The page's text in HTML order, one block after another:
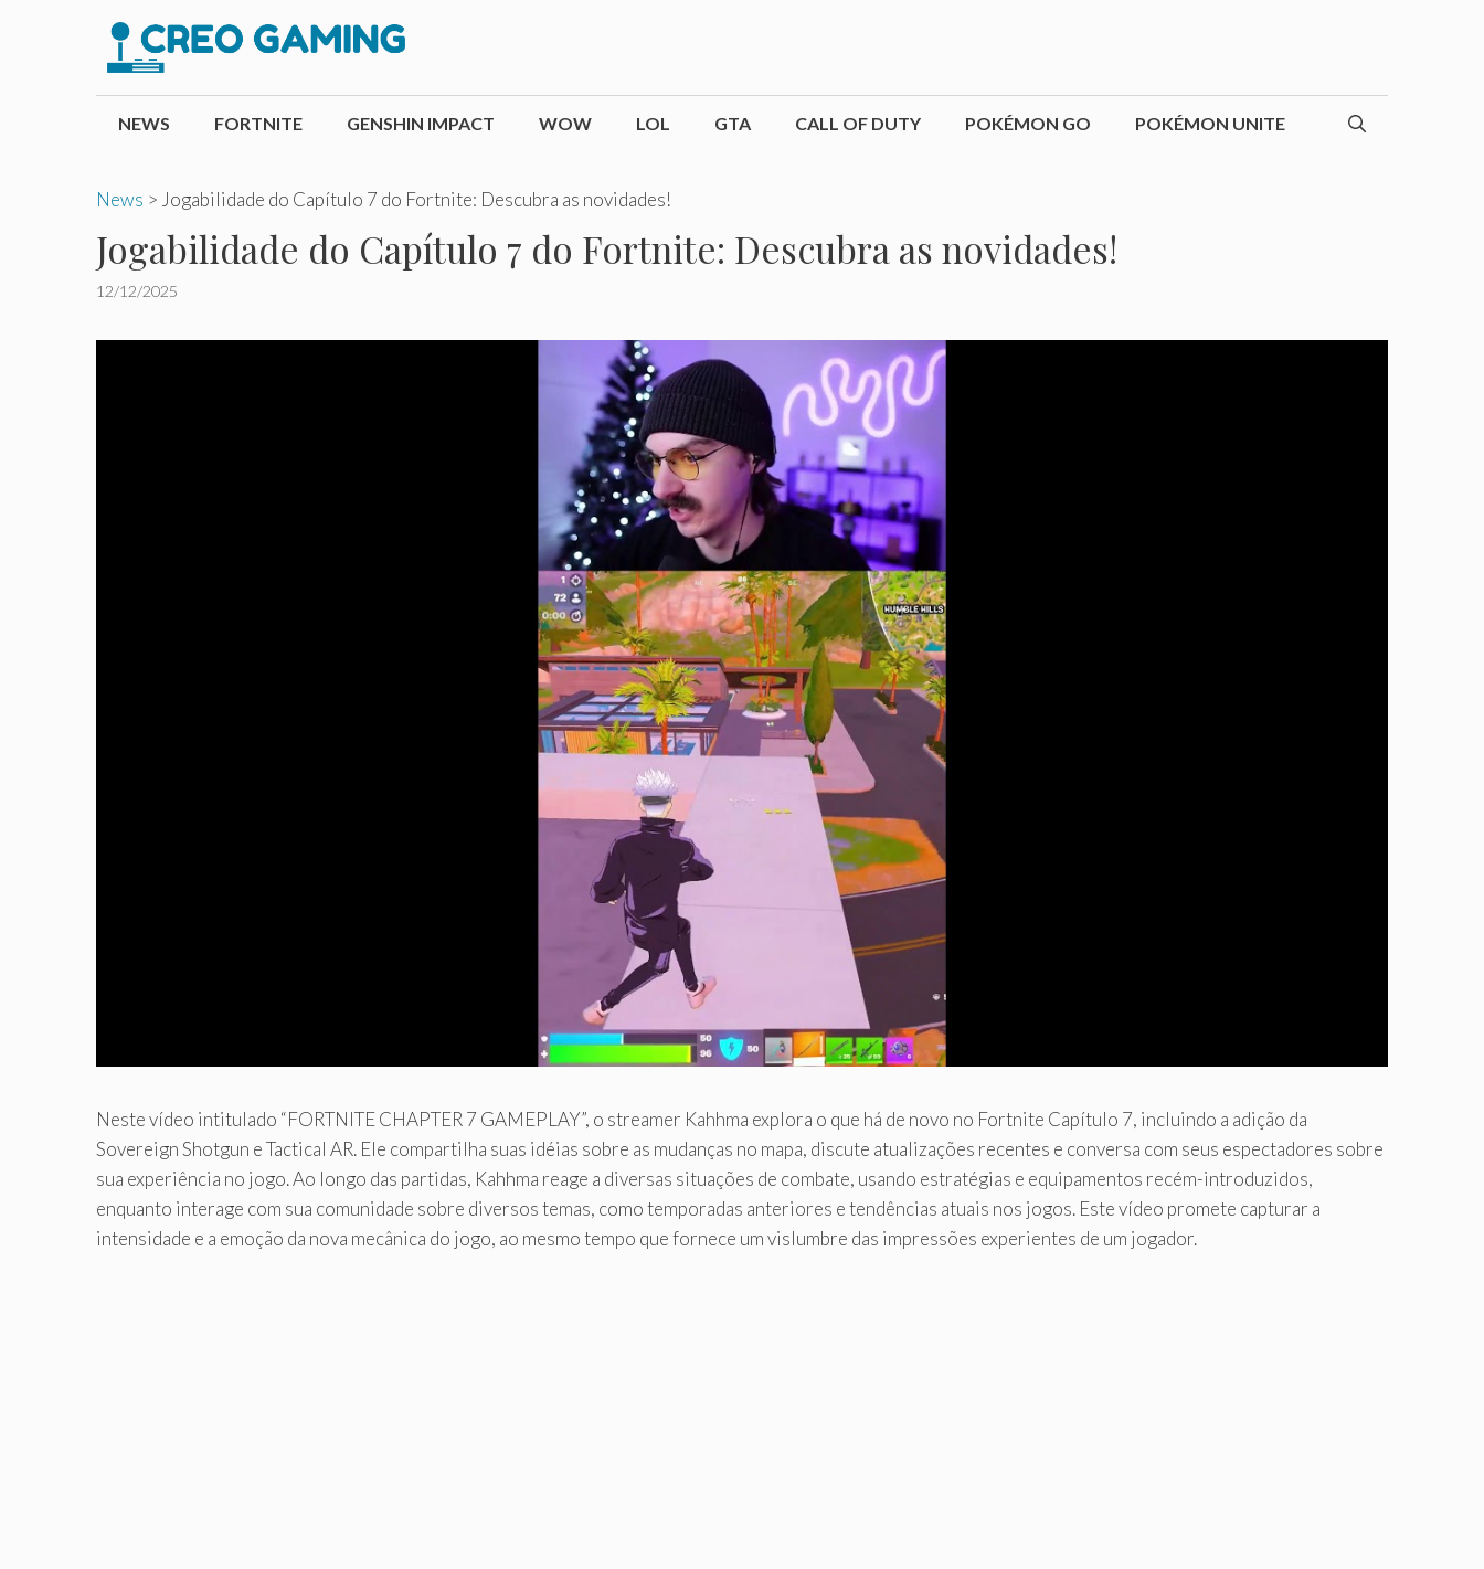
conteúdo
NEWS FORTNITE GENSHIN IMPACT WOW LOL GTA CALL OF DUTY POKÉMON GO POKÉMON UNITE
News > Jogabilidade do Capítulo 7 do Fortnite: Descubra as novidades!
Jogabilidade do Capítulo 7 do Fortnite: Descubra as novidades!
12/12/2025
Neste vídeo intitulado “FORTNITE CHAPTER 7 GAMEPLAY”, o streamer Kahhma explora o que há de novo no Fortnite Capítulo 7, incluindo a adição da
Sovereign Shotgun e Tactical AR. Ele compartilha suas idéias sobre as mudanças no mapa, discute atualizações recentes e conversa com seus espectadores sobre
sua experiência no jogo. Ao longo das partidas, Kahhma reage a diversas situações de combate, usando estratégias e equipamentos recém-introduzidos,
enquanto interage com sua comunidade sobre diversos temas, como temporadas anteriores e tendências atuais nos jogos. Este vídeo promete capturar a
intensidade e a emoção da nova mecânica do jogo, ao mesmo tempo que fornece um vislumbre das impressões experientes de um jogador.